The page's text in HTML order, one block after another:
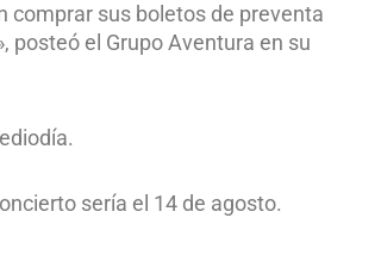
comprar sus boletos de preventa
posteó el Grupo Aventura en su
sería el 14 de agosto.